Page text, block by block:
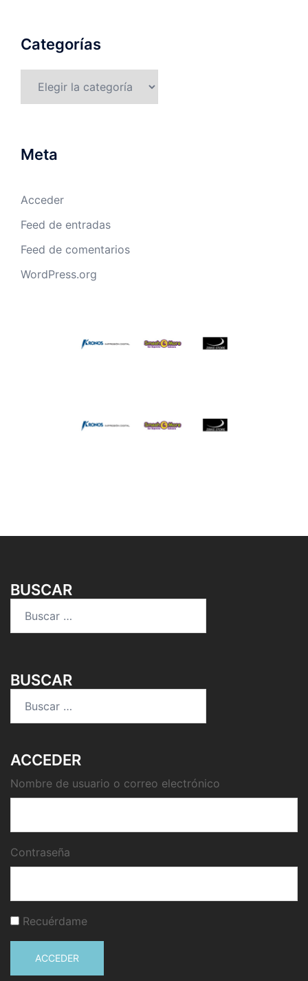
Categorías
Meta
Acceder
Feed de entradas
Feed de comentarios
WordPress.org
BUSCAR
BUSCAR
ACCEDER
Nombre de usuario o correo electrónico
Contraseña
Recuérdame
ACCEDER